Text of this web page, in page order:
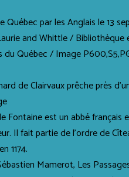
Québec par les Anglais le 13
and Whittle / Bibliothèque
du Québec / Image
de Clairvaux prêche près
Fontaine est un abbé français
Il fait partie de l’ordre de
1174.
Mamerot, Les